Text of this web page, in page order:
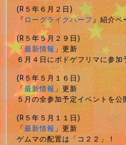
(R５年６月２日)
『ローグライクハーフ』紹介ペ
(R５年５月２９日)
「最新情報」更新
６月４日にボドゲフリマに参加
(R５年５月１６日)
「最新情報」更新
５月の全参加予定イベントを公
(R５年５月１１日)
「最新情報」更新
ゲムマの配置は「コ２２」！